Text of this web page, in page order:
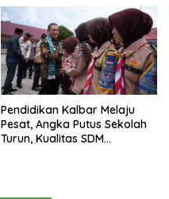
Pendidikan Kalbar Melaju
Pesat, Angka Putus Sekolah
Turun, Kualitas SDM